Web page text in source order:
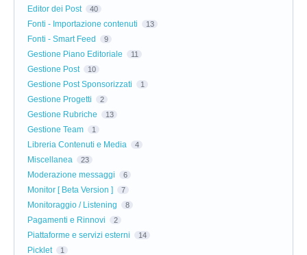
Editor dei Post 40
Fonti - Importazione contenuti 13
Fonti - Smart Feed 9
Gestione Piano Editoriale 11
Gestione Post 10
Gestione Post Sponsorizzati 1
Gestione Progetti 2
Gestione Rubriche 13
Gestione Team 1
Libreria Contenuti e Media 4
Miscellanea 23
Moderazione messaggi 6
Monitor [ Beta Version ] 7
Monitoraggio / Listening 8
Pagamenti e Rinnovi 2
Piattaforme e servizi esterni 14
Picklet 1